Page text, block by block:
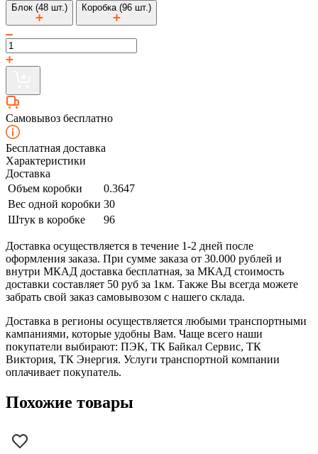
Блок (48 шт.) Коробка (96 шт.)
Самовывоз бесплатно
Бесплатная доставка
Характеристики
Доставка
Объем коробки
0.3647
Вес одной коробки 30
Штук в коробке
96
Доставка осуществляется в течение 1-2 дней после
оформления заказа. При сумме заказа от 30.000 рублей и
внутри МКАД доставка бесплатная, за МКАД стоимость
доставки составляет 50 руб за 1км. Также Вы всегда можете
забрать свой заказ самовывозом с нашего склада.
Доставка в регионы осуществляется любыми транспортными
кампаниями, которые удобны Вам. Чаще всего наши
покупатели выбирают: ПЭК, ТК Байкал Сервис, ТК
Виктория, ТК Энергия. Услуги транспортной компании
оплачивает покупатель.
Похожие товары